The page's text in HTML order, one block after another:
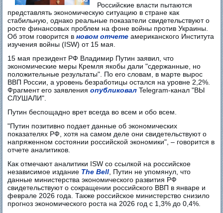
Российские власти пытаются
представлять экономическую ситуацию в стране как
стабильную, однако реальные показатели свидетельствуют о
росте финансовых проблем на фоне войны против Украины.
Об этом говорится вновом отчете американского Института
изучения войны (ISW) от 15 мая.
15 мая президент РФ Владимир Путин заявил, что
экономические меры Кремля якобы дали "сдержанные, но
положительные результаты". По его словам, в марте вырос
ВВП России, а уровень безработицы остался на уровне 2,2%.
Фрагмент его заявленияопубликовал Telegram-канал "ВЫ
СЛУШАЛИ".
Путин беспощадно врет всегда во всем и обо всем.
"Путин позитивно подает данные об экономических
показателях РФ, хотя на самом деле они свидетельствуют о
напряженном состоянии российской экономики", – говорится в
отчете аналитиков.
Как отмечают аналитики ISW со ссылкой на российское
независимое издание The Bell, Путин не упомянул, что
данные министерства экономического развития РФ
свидетельствуют о сокращении российского ВВП в январе и
феврале 2026 года. Также российское министерство снизило
прогноз экономического роста на 2026 год с 1,3% до 0,4%.